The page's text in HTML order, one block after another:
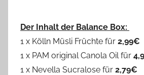
Der Inhalt der Balance Box:
1 x Kölln Müsli Früchte für 2,99€
1 x PAM original Canola Oil für
1 x Nevella Sucralose für 2,79€